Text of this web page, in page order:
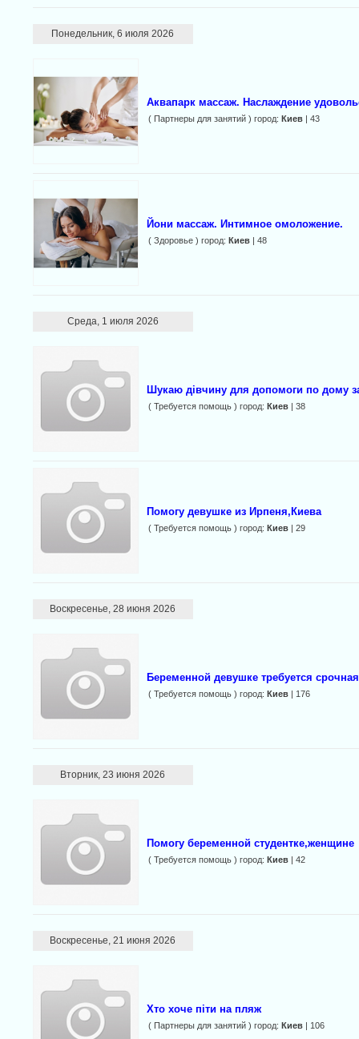
Понедельник, 6 июля 2026
Аквапарк массаж. Наслаждение
( Партнеры для занятий ) город: Киев| 43
Йони массаж. Интимное омоложение.
( Здоровье ) город: Киев| 48
Среда, 1 июля 2026
Шукаю дівчину для допомоги по дому
( Требуется помощь ) город: Киев| 38
Помогу девушке из Ирпеня,Киева
( Требуется помощь ) город: Киев| 29
Воскресенье, 28 июня 2026
Беременной девушке требуется
( Требуется помощь ) город: Киев| 176
Вторник, 23 июня 2026
Помогу беременной студентке,женщине
( Требуется помощь ) город: Киев| 42
Воскресенье, 21 июня 2026
Хто хоче піти на пляж
( Партнеры для занятий ) город: Киев| 106